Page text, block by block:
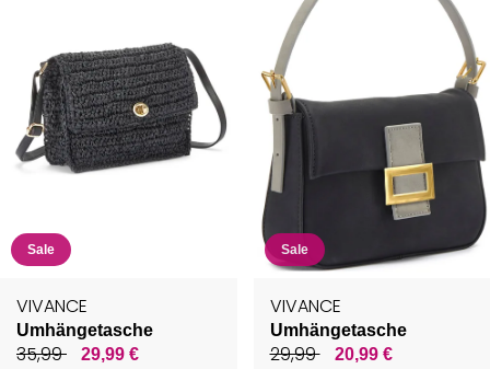
Sale
VIVANCE
Umhängetasche
35,99 29,99 €
Sale
VIVANCE
Umhängetasche
29,99 20,99 €